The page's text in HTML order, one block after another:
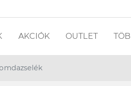
AKCIÓK OUTLET